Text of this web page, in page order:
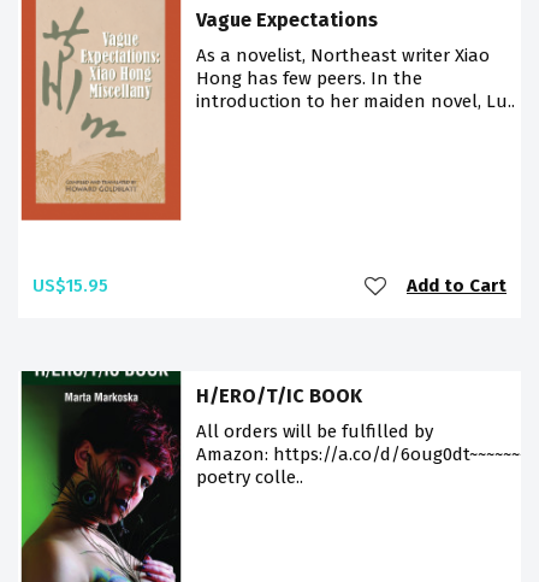
Vague Expectations
As a novelist, Northeast writer Xiao
Hong has few peers. In the
introduction to her maiden novel, Lu..
US$15.95 Add to Cart
H/ERO/T/IC BOOK
All orders will be fulfilled by
Amazon: https://a.co/d/
poetry colle..